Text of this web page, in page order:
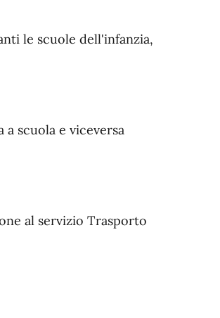
le scuole dell'infanzia,
scuola e viceversa
al servizio Trasporto